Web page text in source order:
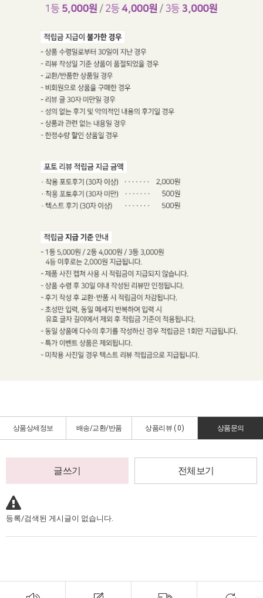
상품상세정보 배송/교환/반품 상품리뷰 ( 0) 상품문의
글쓰기 전체보기
등록/검색된 게시글이 없습니다.